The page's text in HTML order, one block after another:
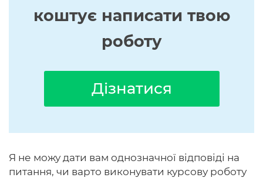
коштує написати твою
роботу
Дізнатися
Я не можу дати вам однозначної відповіді на
питання, чи варто виконувати курсову роботу